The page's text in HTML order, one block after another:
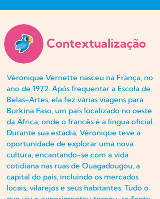
Contextualização
Véronique Vernette nasceu na França, no
ano de 1972. Após frequentar a Escola de
Belas-Artes, ela fez várias viagens para
Burkina Faso, um país localizado no oeste
da África, onde o francês é a língua oficial.
Durante sua estadia, Véronique teve a
oportunidade de explorar uma nova
cultura, encantando-se com a vida
cotidiana nas ruas de Ouagadougou, a
capital do país, incluindo os mercados
locais, vilarejos e seus habitantes. Tudo o